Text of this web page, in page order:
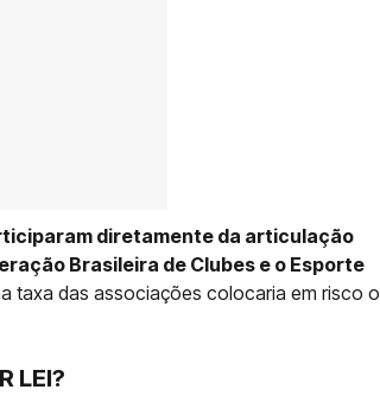
diretamente da articulação
Brasileira de Clubes e o Esporte
taxa das associações colocaria em risco o
LEI?